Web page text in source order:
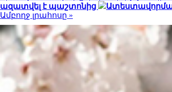
ազատվել է պաշտոնից
Ամբողջ լրահոսը »